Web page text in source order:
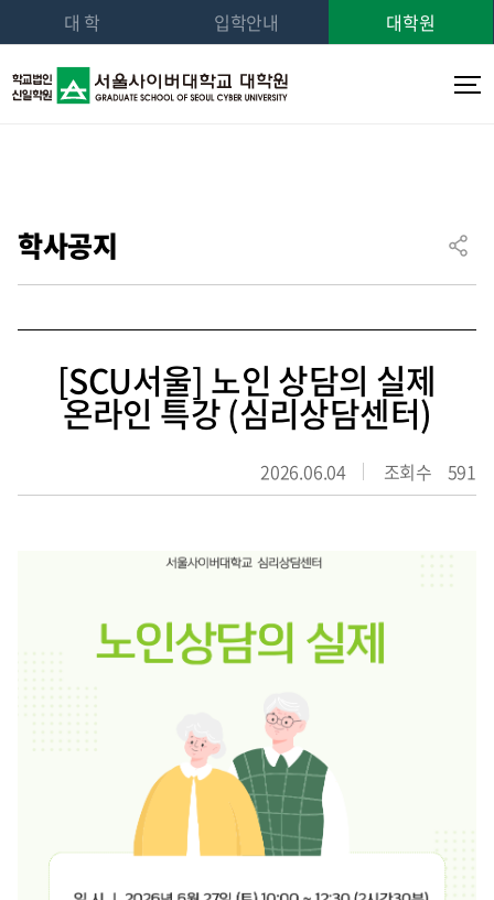
대 학 입학안내 대학원
학사공지
[SCU서울] 노인 상담의 실제
온라인 특강 (심리상담센터)
2026.06.04 조회수 591